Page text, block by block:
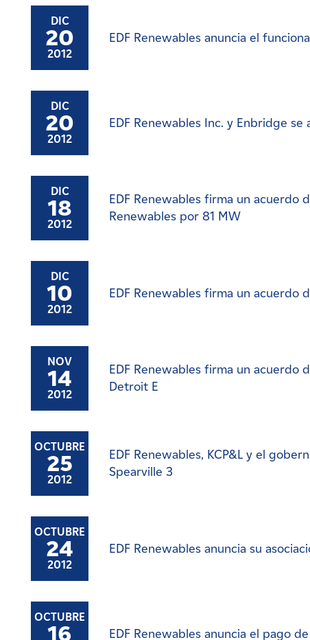
Afiliados
DIC
20
2012
EDF Renewables anuncia el
DIC
20
2012
EDF Renewables Inc. y Enbridge
DIC
18
2012
EDF Renewables firma un acuerdo
Renewables por 81 MW
DIC
10
2012
EDF Renewables firma un acuerdo
NOV
14
2012
EDF Renewables firma un acuerdo
Detroit E
OCTUBRE
25
2012
EDF Renewables, KCP&L y el
Spearville 3
OCTUBRE
24
2012
EDF Renewables anuncia su
OCTUBRE
16 EDF Renewables anuncia el pago